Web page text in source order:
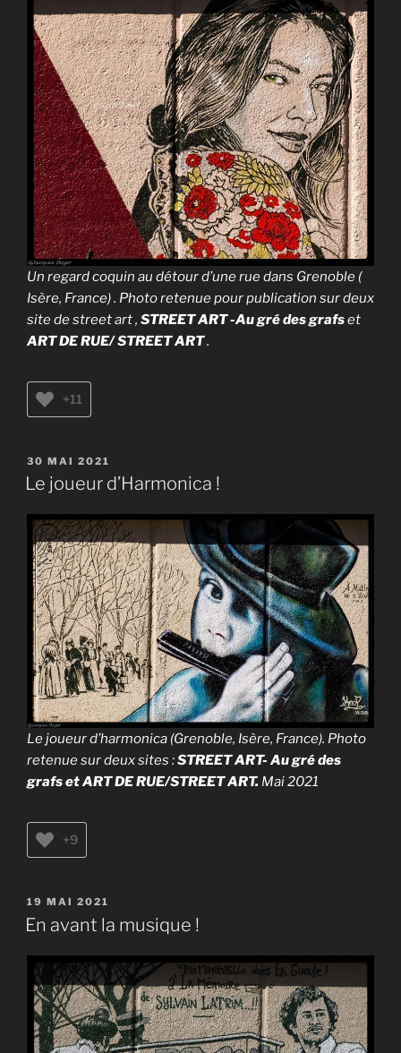
Un regard coquin au détour d’une rue dans Grenoble (
Isère, France) . Photo retenue pour publication sur deux
site de street art , STREET ART -Au gré des grafset
ART DE RUE/ STREET ART.
+11
PUBLIÉ
LE
30 MAI 2021
Le joueur d’Harmonica !
Le joueur d’harmonica (Grenoble, Isère, France). Photo
retenue sur deux sites :STREET ART- Au gré des
grafs et ART DE RUE/STREET ART. Mai 2021
+9
PUBLIÉ
LE
19 MAI 2021
En avant la musique !